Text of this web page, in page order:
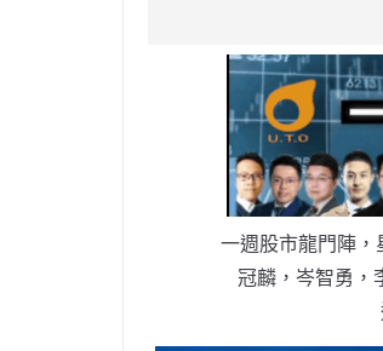
ei
b
o
A
p
p
一週股市龍門陣
冠麟，岑智勇，